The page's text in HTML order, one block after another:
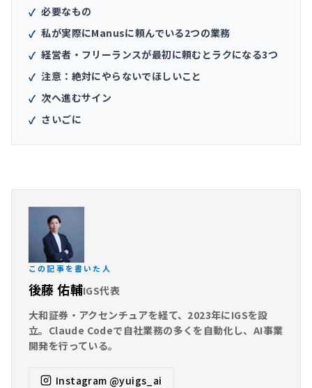
✓ 必要なもの
✓ 私が実際にManusに頼んでいる2つの業務
✓ 経営者・フリーランスが最初に頼むとラクになる3つ
✓ 注意：絶対にやらないでほしいこと
✓ 次へ進むサイン
✓ さいごに
この記事を書いた人
後藤 佑輔IGS代表
大和証券・アクセンチュアを経て、2023年にIGSを設
立。Claude Codeで自社業務の多くを自動化し、AI事業
開発を行っている。
Instagram @yuigs_ai